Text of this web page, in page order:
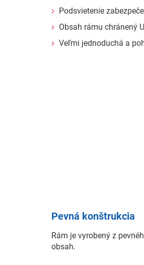
Podsvietenie
Obsah rámu chránený
Veľmi jednoduchá a
Pevná konštrukcia
Rám je vyrobený z
obsah.